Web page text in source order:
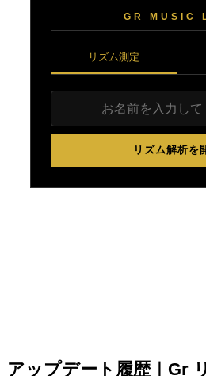
GR MUSIC
リズム測定
リズム解析を
アップデート履歴｜Gr